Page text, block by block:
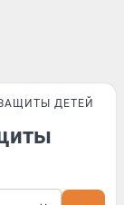
ДЕТЕЙ